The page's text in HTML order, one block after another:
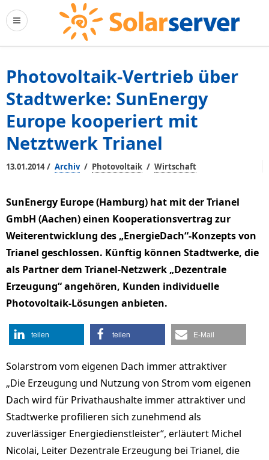
Photovoltaik-Vertrieb über
Stadtwerke: SunEnergy
Europe kooperiert mit
Netztwerk Trianel
13.01.2014/ Archiv / Photovoltaik / Wirtschaft
SunEnergy Europe (Hamburg) hat mit der Trianel
GmbH (Aachen) einen Kooperationsvertrag zur
Weiterentwicklung des „EnergieDach“-Konzepts von
Trianel geschlossen. Künftig können Stadtwerke, die
als Partner dem Trianel-Netzwerk „Dezentrale
Erzeugung“ angehören, Kunden individuelle
Photovoltaik-Lösungen anbieten.
teilen teilen E-Mail
Solarstrom vom eigenen Dach immer attraktiver
„Die Erzeugung und Nutzung von Strom vom eigenen
Dach wird für Privathaushalte immer attraktiver und
Stadtwerke profilieren sich zunehmend als
zuverlässiger Energiedienstleister“, erläutert Michel
Nicolai, Leiter Dezentrale Erzeugung bei Trianel, die